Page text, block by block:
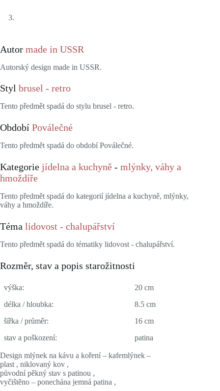
Autor made in USSR
Autorský design made in USSR.
Styl brusel - retro
Tento předmět spadá do stylu brusel - retro.
Období Poválečné
Tento předmět spadá do období Poválečné.
Kategorie jídelna a kuchyně - mlýnky, váhy a
hmoždíře
Tento předmět spadá do kategorií jídelna a kuchyně, mlýnky,
váhy a hmoždíře.
Téma lidovost - chalupářství
Tento předmět spadá do tématiky lidovost - chalupářství.
Rozměr, stav a popis starožitnosti
výška:
20 cm
délka / hloubka:
8.5 cm
šířka / průměr:
16 cm
stav a poškození:
patina
Design mlýnek na kávu a koření – kafemlýnek –
plast , niklovaný kov ,
původní pěkný stav s patinou ,
vyčištěno – ponechána jemná patina ,